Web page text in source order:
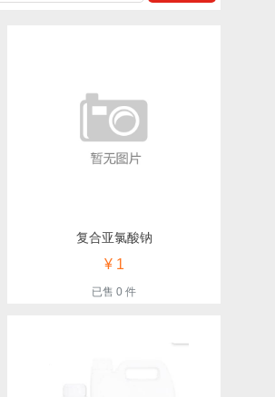
复合亚氯酸钠
¥ 1
已售 0 件